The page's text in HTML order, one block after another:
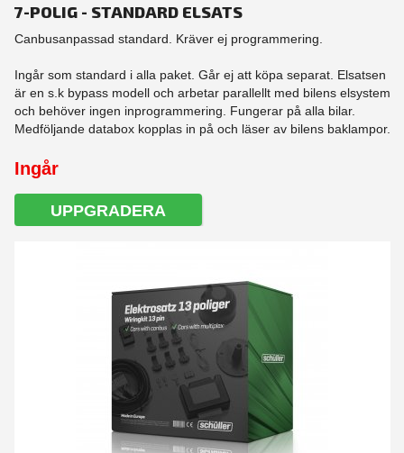
7-POLIG - STANDARD ELSATS
Canbusanpassad standard. Kräver ej programmering.
Ingår som standard i alla paket. Går ej att köpa separat. Elsatsen
är en s.k bypass modell och arbetar parallellt med bilens elsystem
och behöver ingen inprogrammering. Fungerar på alla bilar.
Medföljande databox kopplas in på och läser av bilens baklampor.
Ingår
UPPGRADERA